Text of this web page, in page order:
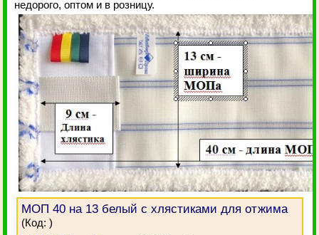
недорого, оптом и в розницу.
МОП 40 на 13 белый с хлястиками для отжима
(Код:)